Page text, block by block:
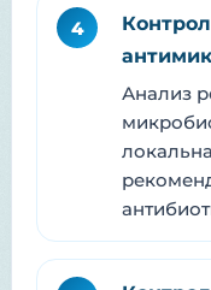
4
Анализ